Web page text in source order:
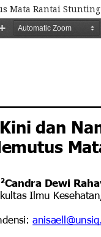
Mata Rantai Stunting